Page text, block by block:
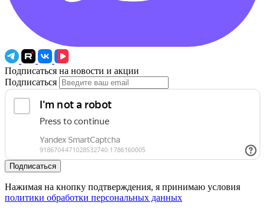
Подписаться на новости и акции
Подписаться
Подписаться
Нажимая на кнопку подтверждения, я принимаю условия
политики обработки персональных данных